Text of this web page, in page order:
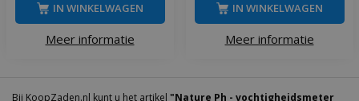
Meer informatie
IN WINKELWAGEN
Meer informatie
IN WINKELWAGEN
Bij KoopZaden.nl kunt u het artikel "Nature Ph - vochtigheidsmeter